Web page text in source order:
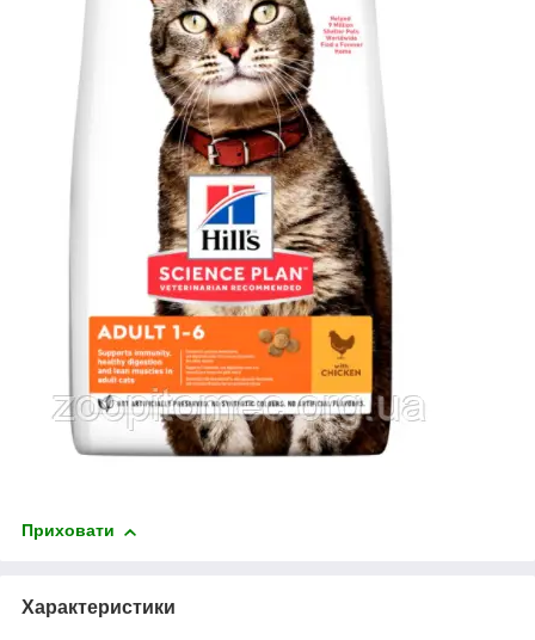
Приховати
Характеристики